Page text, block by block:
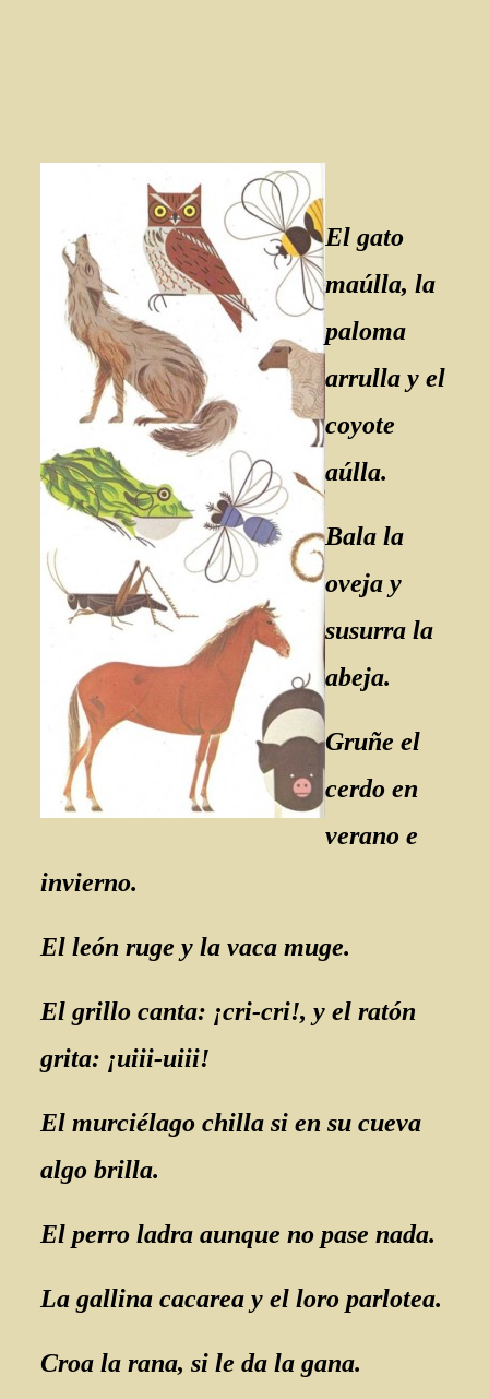
El gato
maúlla, la
paloma
arrulla y el
coyote
aúlla.
Bala la
oveja y
susurra la
abeja.
Gruñe el
cerdo en
verano e
invierno.
El león ruge y la vaca muge.
El grillo canta: ¡cri-cri!, y el ratón
grita: ¡uiii-uiii!
El murciélago chilla si en su cueva
algo brilla.
El perro ladra aunque no pase nada.
La gallina cacarea y el loro parlotea.
Croa la rana, si le da la gana.